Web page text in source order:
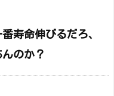
寿命伸びるだろ、
のか？